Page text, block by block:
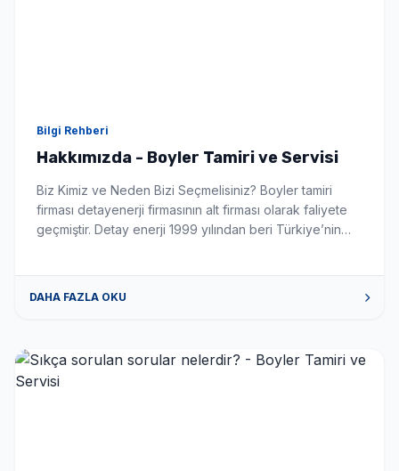
Bilgi Rehberi
Hakkımızda - Boyler Tamiri ve Servisi
Biz Kimiz ve Neden Bizi Seçmelisiniz? Boyler tamiri
firması detayenerji firmasının alt firması olarak faliyete
geçmiştir. Detay enerji 1999 yılından beri Türkiye’nin
DAHA FAZLA OKU